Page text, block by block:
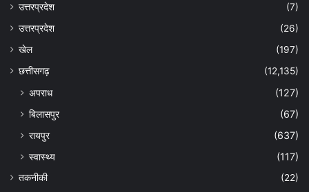
उत्तरप्रदेश
(7)
उत्तरप्रदेश
(26)
खेल
(197)
छत्तीसगढ़
(12,135)
अपराध
(127)
बिलासपुर
(67)
रायपुर
(637)
स्वास्थ्य
(117)
तकनीकी
(22)